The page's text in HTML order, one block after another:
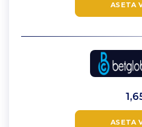
ASETA
ASETA